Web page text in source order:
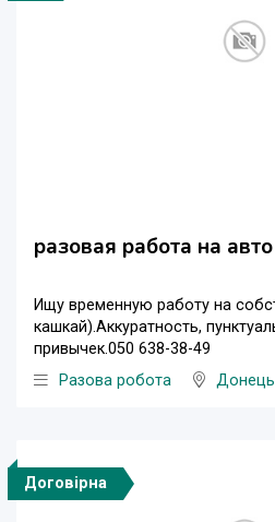
разовая работа на
Ищу временную работу на
кашкай).Аккуратность,
привычек.050 638-38-49
Разова робота
Договірна